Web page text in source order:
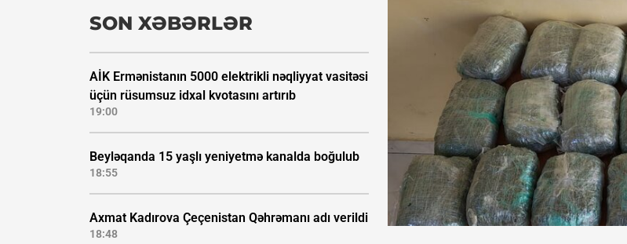
SON XƏBƏRLƏR
AİK Ermənistanın 5000 elektrikli nəqliyyat vasitəsi
üçün rüsumsuz idxal kvotasını artırıb
19:00
Beyləqanda 15 yaşlı yeniyetmə kanalda boğulub
18:55
Axmat Kadırova Çeçenistan Qəhrəmanı adı verildi
18:48